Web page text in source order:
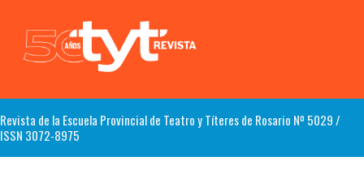
Revista de la Escuela Provincial de Teatro y Títeres de Rosario Nº 5029 /
ISSN 3072-8975